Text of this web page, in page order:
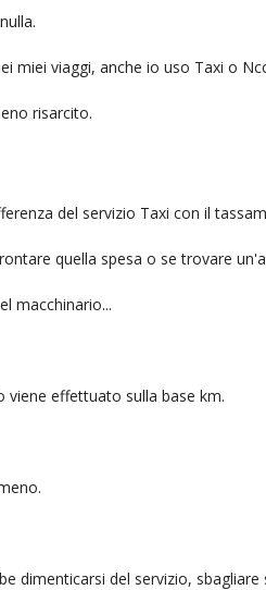
miei viaggi, anche io uso Taxi o
risarcito.
del servizio Taxi con il
quella spesa o se trovare
macchinario...
viene effettuato sulla base km.
dimenticarsi del servizio,